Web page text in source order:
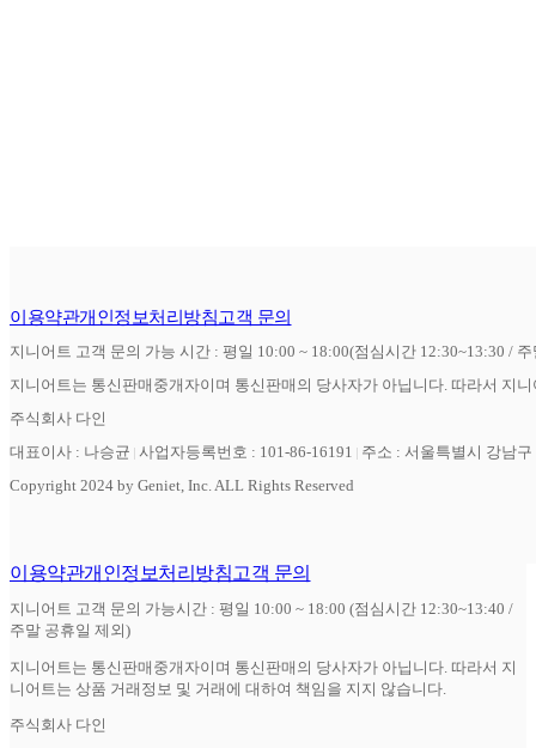
이용약관개인정보처리방침고객 문의
지니어트 고객 문의 가능 시간 : 평일 10:00 ~ 18:00(점심시간 12:30~13:30 /
지니어트는 통신판매중개자이며 통신판매의 당사자가 아닙니다. 따라서 지
주식회사 다인
대표이사 : 나승균 사업자등록번호 : 101-86-16191
주소 : 서울특별시 강남
Copyright 2024 by Geniet, Inc. ALL Rights Reserved
이용약관개인정보처리방침고객 문의
지니어트 고객 문의 가능시간 : 평일 10:00 ~ 18:00 (점심시간 12:30~13:40 /
주말 공휴일 제외)
지니어트는 통신판매중개자이며 통신판매의 당사자가 아닙니다. 따라서 지
니어트는 상품 거래정보 및 거래에 대하여 책임을 지지 않습니다.
주식회사 다인